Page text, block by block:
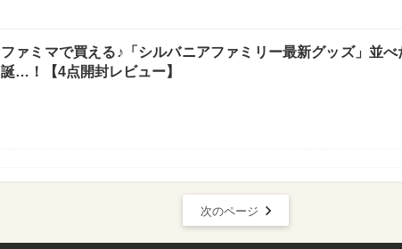
ファミマで買える♪「シルバニアファミリー最新グッズ」並
誕…！【4点開封レビュー】
次のページ